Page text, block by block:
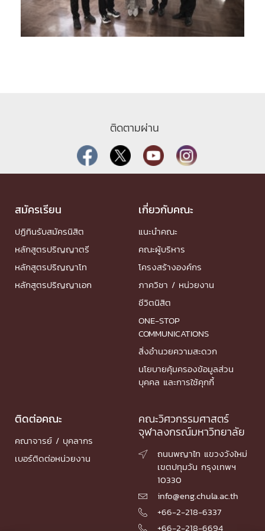
ติดตามผ่าน
สมัครเรียน
ปฏิทินรับสมัครนิสิต
หลักสูตรปริญญาตรี
หลักสูตรปริญญาโท
หลักสูตรปริญญาเอก
เกี่ยวกับคณะ
แนะนำคณะ
คณะผู้บริหาร
โครงสร้างองค์กร
ภาควิชา / หน่วยงาน
ชีวิตนิสิต
ONE-STOP
COMMUNICATIONS
สิ่งอำนวยความสะดวก
นโยบายคุ้มครองข้อมูลส่วน
บุคคล และการใช้คุกกี้
ติดต่อคณะ
คณาจารย์ / บุคลากร
เบอร์ติดต่อหน่วยงาน
คณะวิศวกรรมศาสตร์
จุฬาลงกรณ์มหาวิทยาลัย

ถนนพญาไท แขวงวังใหม่
เขตปทุมวัน กรุงเทพฯ
10330
 info@eng.chula.ac.th
 +66-2-218-6337
 +66-2-218-6694